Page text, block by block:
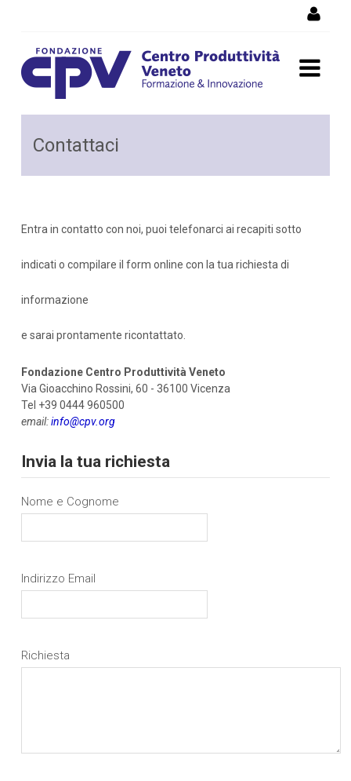
Contattaci
Contattaci
Entra in contatto con noi, puoi telefonarci ai recapiti sotto
indicati o compilare il form online con la tua richiesta di
informazione
e sarai prontamente ricontattato.
Fondazione Centro Produttività Veneto
Via Gioacchino Rossini, 60 - 36100 Vicenza
Tel +39 0444 960500
email:info@cpv.org
Invia la tua richiesta
Nome e Cognome
Indirizzo Email
Richiesta